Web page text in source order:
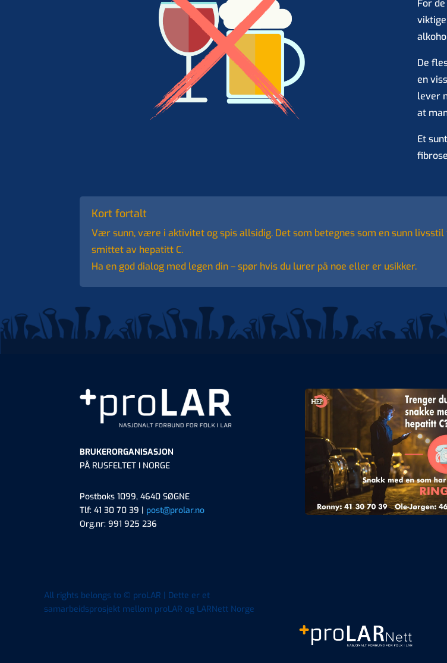
For
De
en
lever
at
Et
Kort fortalt
Vær sunn, være i aktivitet og spis allsidig. Det som betegnes som en sunn
smittet av hepatitt C.
Ha en god dialog med legen din – spør hvis du lurer på noe eller er usikker.
BRUKERORGANISASJON
PÅ RUSFELTET I NORGE
Postboks 1099, 4640 SØGNE
Tlf: 41 30 70 39 | post@prolar.no
Org.nr: 991 925 236
All rights belongs to © proLAR | Dette er et
samarbeidsprosjekt mellom proLAR og LARNett Norge